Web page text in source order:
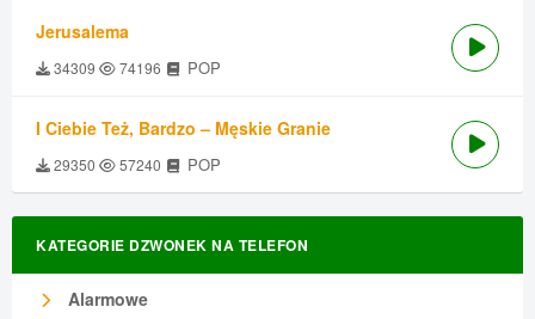
Jerusalema
34309 74196 POP
I Ciebie Też, Bardzo – Męskie Granie
29350 57240 POP
KATEGORIE DZWONEK NA TELEFON
Alarmowe